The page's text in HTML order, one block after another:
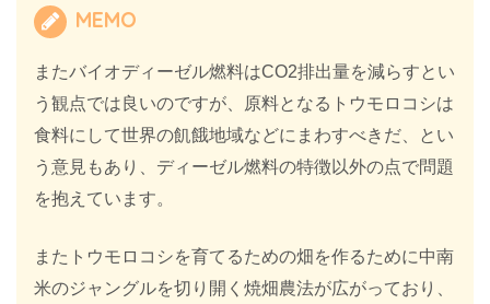
MEMO
またバイオディーゼル燃料はCO2排出量を減らすとい
う観点では良いのですが、原料となるトウモロコシは
食料にして世界の飢餓地域などにまわすべきだ、とい
う意見もあり、ディーゼル燃料の特徴以外の点で問題
を抱えています。
またトウモロコシを育てるための畑を作るために中南
米のジャングルを切り開く焼畑農法が広がっており、